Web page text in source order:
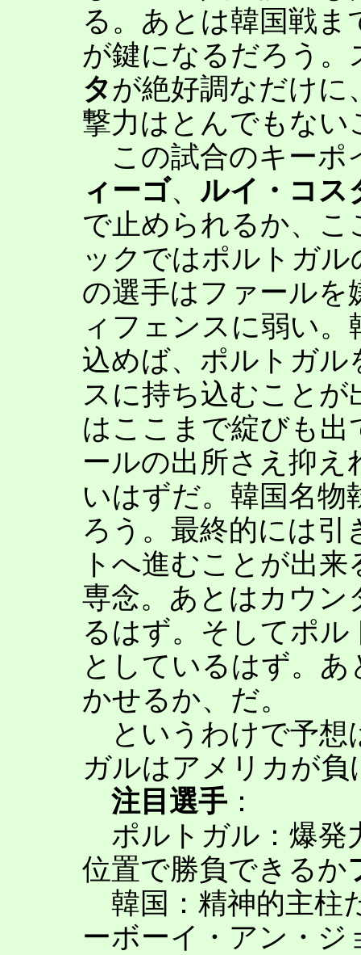
る。あとは韓国戦
が鍵になるだろう
タが絶好調なだけに
撃力はとんでもない
この試合のキーポ
ィーゴ、 ルイ・コス
で止められるか、
ックではポルトガ
の選手はファールを
ィフェンスに弱い
込めば、ポルトガル
スに持ち込むこと
はここまで綻びも
ールの出所さえ抑え
いはずだ。韓国名物
ろう。最終的には引
トへ進むことが出
専念。あとはカウン
るはず。そしてポ
としているはず。
かせるか、だ。
というわけで予想
ガルはアメリカが
注目選手：
ポルトガル：爆発
位置で勝負できるか
韓国：精神的主柱
ーボーイ・アン・ジ